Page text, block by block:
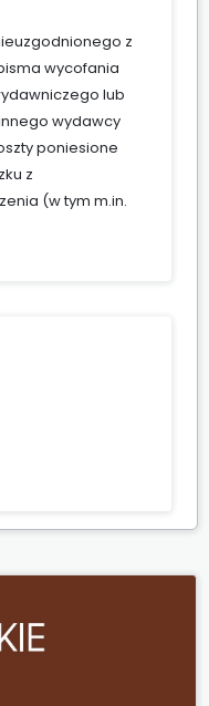
z
wycofania
lub
wydawcy
poniesione
z
(w tym m.in.